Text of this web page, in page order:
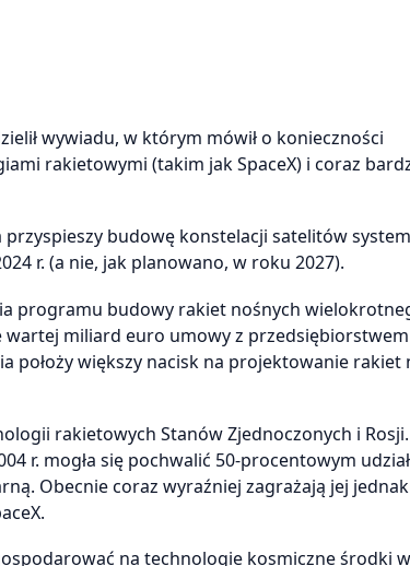
wywiadu, w którym mówił o konieczności
rakietowymi (takim jak SpaceX) i coraz
przyspieszy budowę konstelacji satelitów
r. (a nie, jak planowano, w roku 2027).
programu budowy rakiet nośnych
wartej miliard euro umowy z przedsiębiorstwem
położy większy nacisk na projektowanie rakiet
rakietowych Stanów Zjednoczonych i Rosji.
r. mogła się pochwalić 50-procentowym
Obecnie coraz wyraźniej zagrażają jej
na technologie kosmiczne środki w